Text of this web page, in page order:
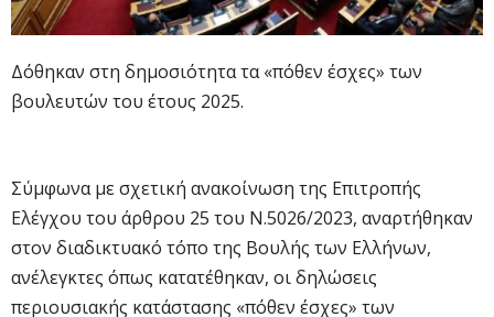
Δόθηκαν στη δημοσιότητα τα «πόθεν έσχες» των
βουλευτών του έτους 2025.
Σύμφωνα με σχετική ανακοίνωση της Επιτροπής
Ελέγχου του άρθρου 25 του Ν.5026/2023, αναρτήθηκαν
στον διαδικτυακό τόπο της Βουλής των Ελλήνων,
ανέλεγκτες όπως κατατέθηκαν, οι δηλώσεις
περιουσιακής κατάστασης «πόθεν έσχες» των